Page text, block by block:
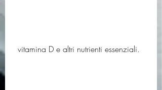
vitamina D e altri nutrienti essenziali.